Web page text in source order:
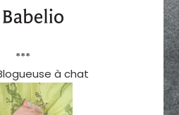
***
à chat